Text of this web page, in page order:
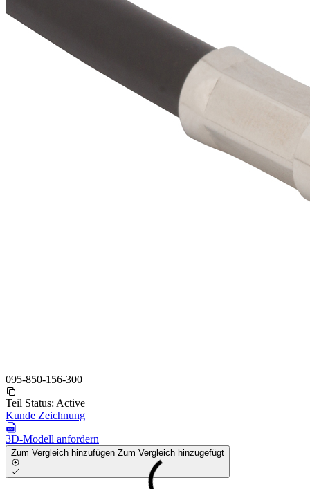
095-850-156-300
Teil Status: Active
Kunde Zeichnung
3D-Modell anfordern
Zum Vergleich hinzufügen Zum Vergleich hinzugefügt